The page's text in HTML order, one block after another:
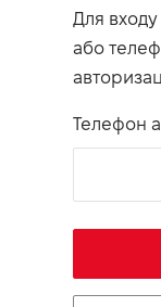
Для входу
або
Телефон